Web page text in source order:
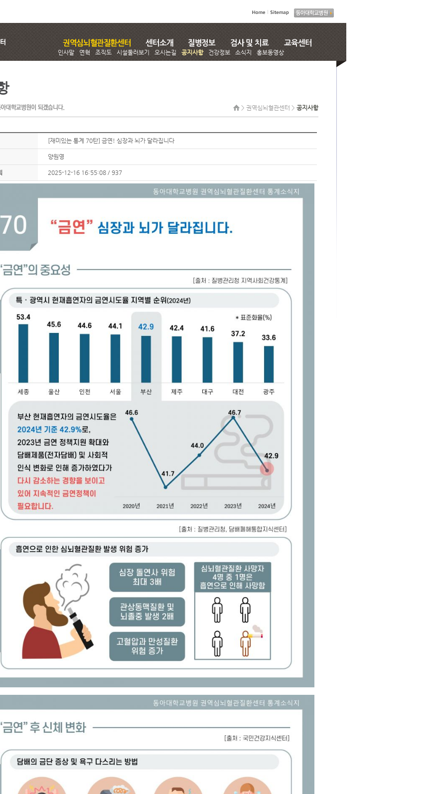
인사말 연혁 조직도 시설둘러보기 오시는길 공지사항 건강정보 소식지 홍보동영상
> 권역심뇌혈관센터 > 공지사항
[재미있는 통계 70탄] 금연! 심장과 뇌가 달라집니다
양원영
2025-12-16 16:55:08 / 937